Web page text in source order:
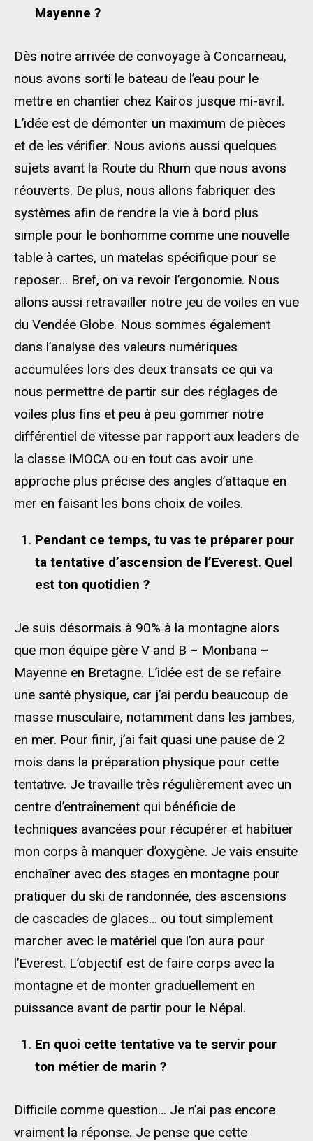
Mayenne ?
Dès notre arrivée de convoyage à Concarneau,
nous avons sorti le bateau de l’eau pour le
mettre en chantier chez Kairos jusque mi-avril.
L’idée est de démonter un maximum de pièces
et de les vérifier. Nous avions aussi quelques
sujets avant la Route du Rhum que nous avons
réouverts. De plus, nous allons fabriquer des
systèmes afin de rendre la vie à bord plus
simple pour le bonhomme comme une nouvelle
table à cartes, un matelas spécifique pour se
reposer… Bref, on va revoir l’ergonomie. Nous
allons aussi retravailler notre jeu de voiles en vue
du Vendée Globe. Nous sommes également
dans l’analyse des valeurs numériques
accumulées lors des deux transats ce qui va
nous permettre de partir sur des réglages de
voiles plus fins et peu à peu gommer notre
différentiel de vitesse par rapport aux leaders de
la classe IMOCA ou en tout cas avoir une
approche plus précise des angles d’attaque en
mer en faisant les bons choix de voiles.
Pendant ce temps, tu vas te préparer pour
ta tentative d’ascension de l’Everest. Quel
est ton quotidien ?
Je suis désormais à 90% à la montagne alors
que mon équipe gère V and B – Monbana –
Mayenne en Bretagne. L’idée est de se refaire
une santé physique, car j’ai perdu beaucoup de
masse musculaire, notamment dans les jambes,
en mer. Pour finir, j’ai fait quasi une pause de 2
mois dans la préparation physique pour cette
tentative. Je travaille très régulièrement avec un
centre d’entraînement qui bénéficie de
techniques avancées pour récupérer et habituer
mon corps à manquer d’oxygène. Je vais ensuite
enchaîner avec des stages en montagne pour
pratiquer du ski de randonnée, des ascensions
de cascades de glaces… ou tout simplement
marcher avec le matériel que l’on aura pour
l’Everest. L’objectif est de faire corps avec la
montagne et de monter graduellement en
puissance avant de partir pour le Népal.
En quoi cette tentative va te servir pour
ton métier de marin ?
Difficile comme question… Je n’ai pas encore
vraiment la réponse. Je pense que cette